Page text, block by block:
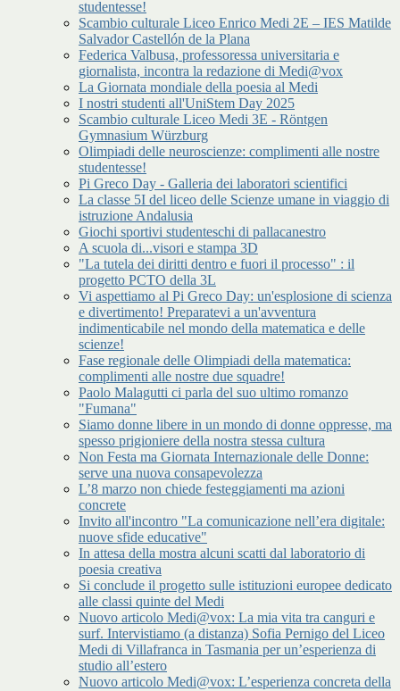
studentesse!
Scambio culturale Liceo Enrico Medi 2E – IES Matilde
Salvador Castellón de la Plana
Federica Valbusa, professoressa universitaria e
giornalista, incontra la redazione di Medi@vox
La Giornata mondiale della poesia al Medi
I nostri studenti all'UniStem Day 2025
Scambio culturale Liceo Medi 3E - Röntgen
Gymnasium Würzburg
Olimpiadi delle neuroscienze: complimenti alle nostre
studentesse!
Pi Greco Day - Galleria dei laboratori scientifici
La classe 5I del liceo delle Scienze umane in viaggio di
istruzione Andalusia
Giochi sportivi studenteschi di pallacanestro
A scuola di...visori e stampa 3D
"La tutela dei diritti dentro e fuori il processo" : il
progetto PCTO della 3L
Vi aspettiamo al Pi Greco Day: un'esplosione di scienza
e divertimento! Preparatevi a un'avventura
indimenticabile nel mondo della matematica e delle
scienze!
Fase regionale delle Olimpiadi della matematica:
complimenti alle nostre due squadre!
Paolo Malagutti ci parla del suo ultimo romanzo
"Fumana"
Siamo donne libere in un mondo di donne oppresse, ma
spesso prigioniere della nostra stessa cultura
Non Festa ma Giornata Internazionale delle Donne:
serve una nuova consapevolezza
L’8 marzo non chiede festeggiamenti ma azioni
concrete
Invito all'incontro "La comunicazione nell’era digitale:
nuove sfide educative"
In attesa della mostra alcuni scatti dal laboratorio di
poesia creativa
Si conclude il progetto sulle istituzioni europee dedicato
alle classi quinte del Medi
Nuovo articolo Medi@vox: La mia vita tra canguri e
surf. Intervistiamo (a distanza) Sofia Pernigo del Liceo
Medi di Villafranca in Tasmania per un’esperienza di
studio all’estero
Nuovo articolo Medi@vox: L’esperienza concreta della